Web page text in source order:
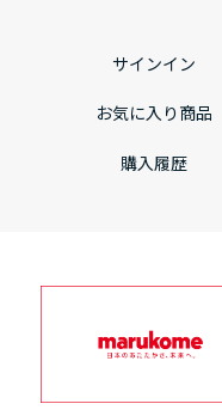
サインイン
お気に入り商品
購入履歴